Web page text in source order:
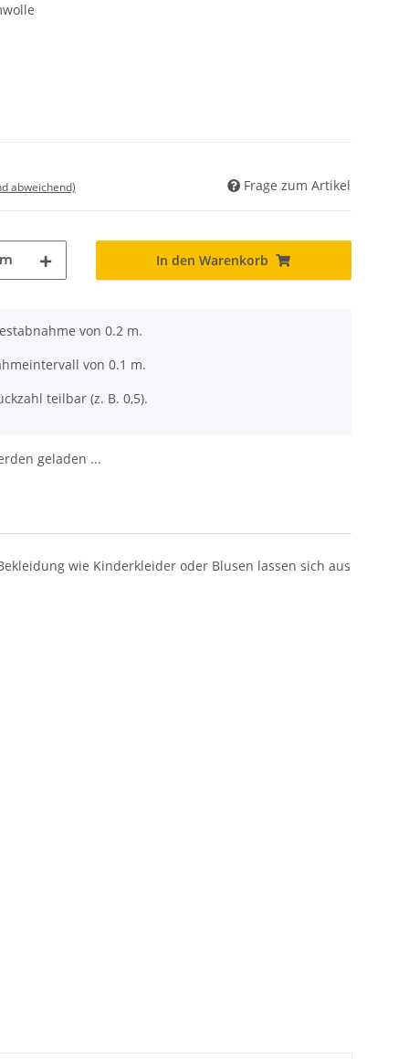
abweichend) Frage zum Artikel
In den Warenkorb
von 0.2 m.
von 0.1 m.
teilbar (z. B. 0,5).
geladen ...
wie Kinderkleider oder Blusen lassen sich aus